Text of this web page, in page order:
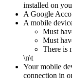
installed on
A Google
A mobile
​Must
Must
There is
\n\t
Your mobile
connection in